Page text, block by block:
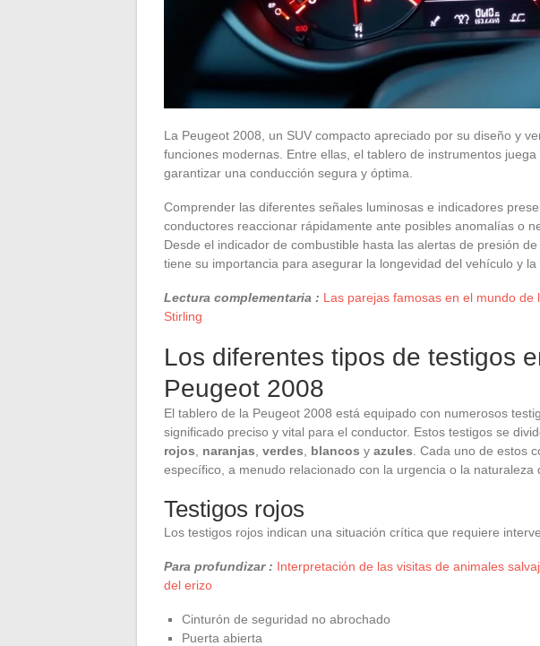
La Peugeot 2008, un SUV compacto apreciado por su diseño y
funciones modernas. Entre ellas, el tablero de instrumentos
garantizar una conducción segura y óptima.
Comprender las diferentes señales luminosas e indicadores
conductores reaccionar rápidamente ante posibles anomalías o
Desde el indicador de combustible hasta las alertas de presión
tiene su importancia para asegurar la longevidad del vehículo y la
Lectura complementaria : Las parejas famosas en el mundo
Stirling
Los diferentes tipos de testigos
Peugeot 2008
El tablero de la Peugeot 2008 está equipado con numerosos
significado preciso y vital para el conductor. Estos testigos se
rojos
naranjas verdes blancos y azules . Cada uno de estos
específico, a menudo relacionado con la urgencia o la naturaleza
Testigos rojos
Los testigos rojos indican una situación crítica que requiere
Para profundizar : Interpretación de las visitas de animales
del erizo
Cinturón de seguridad no abrochado
Puerta abierta